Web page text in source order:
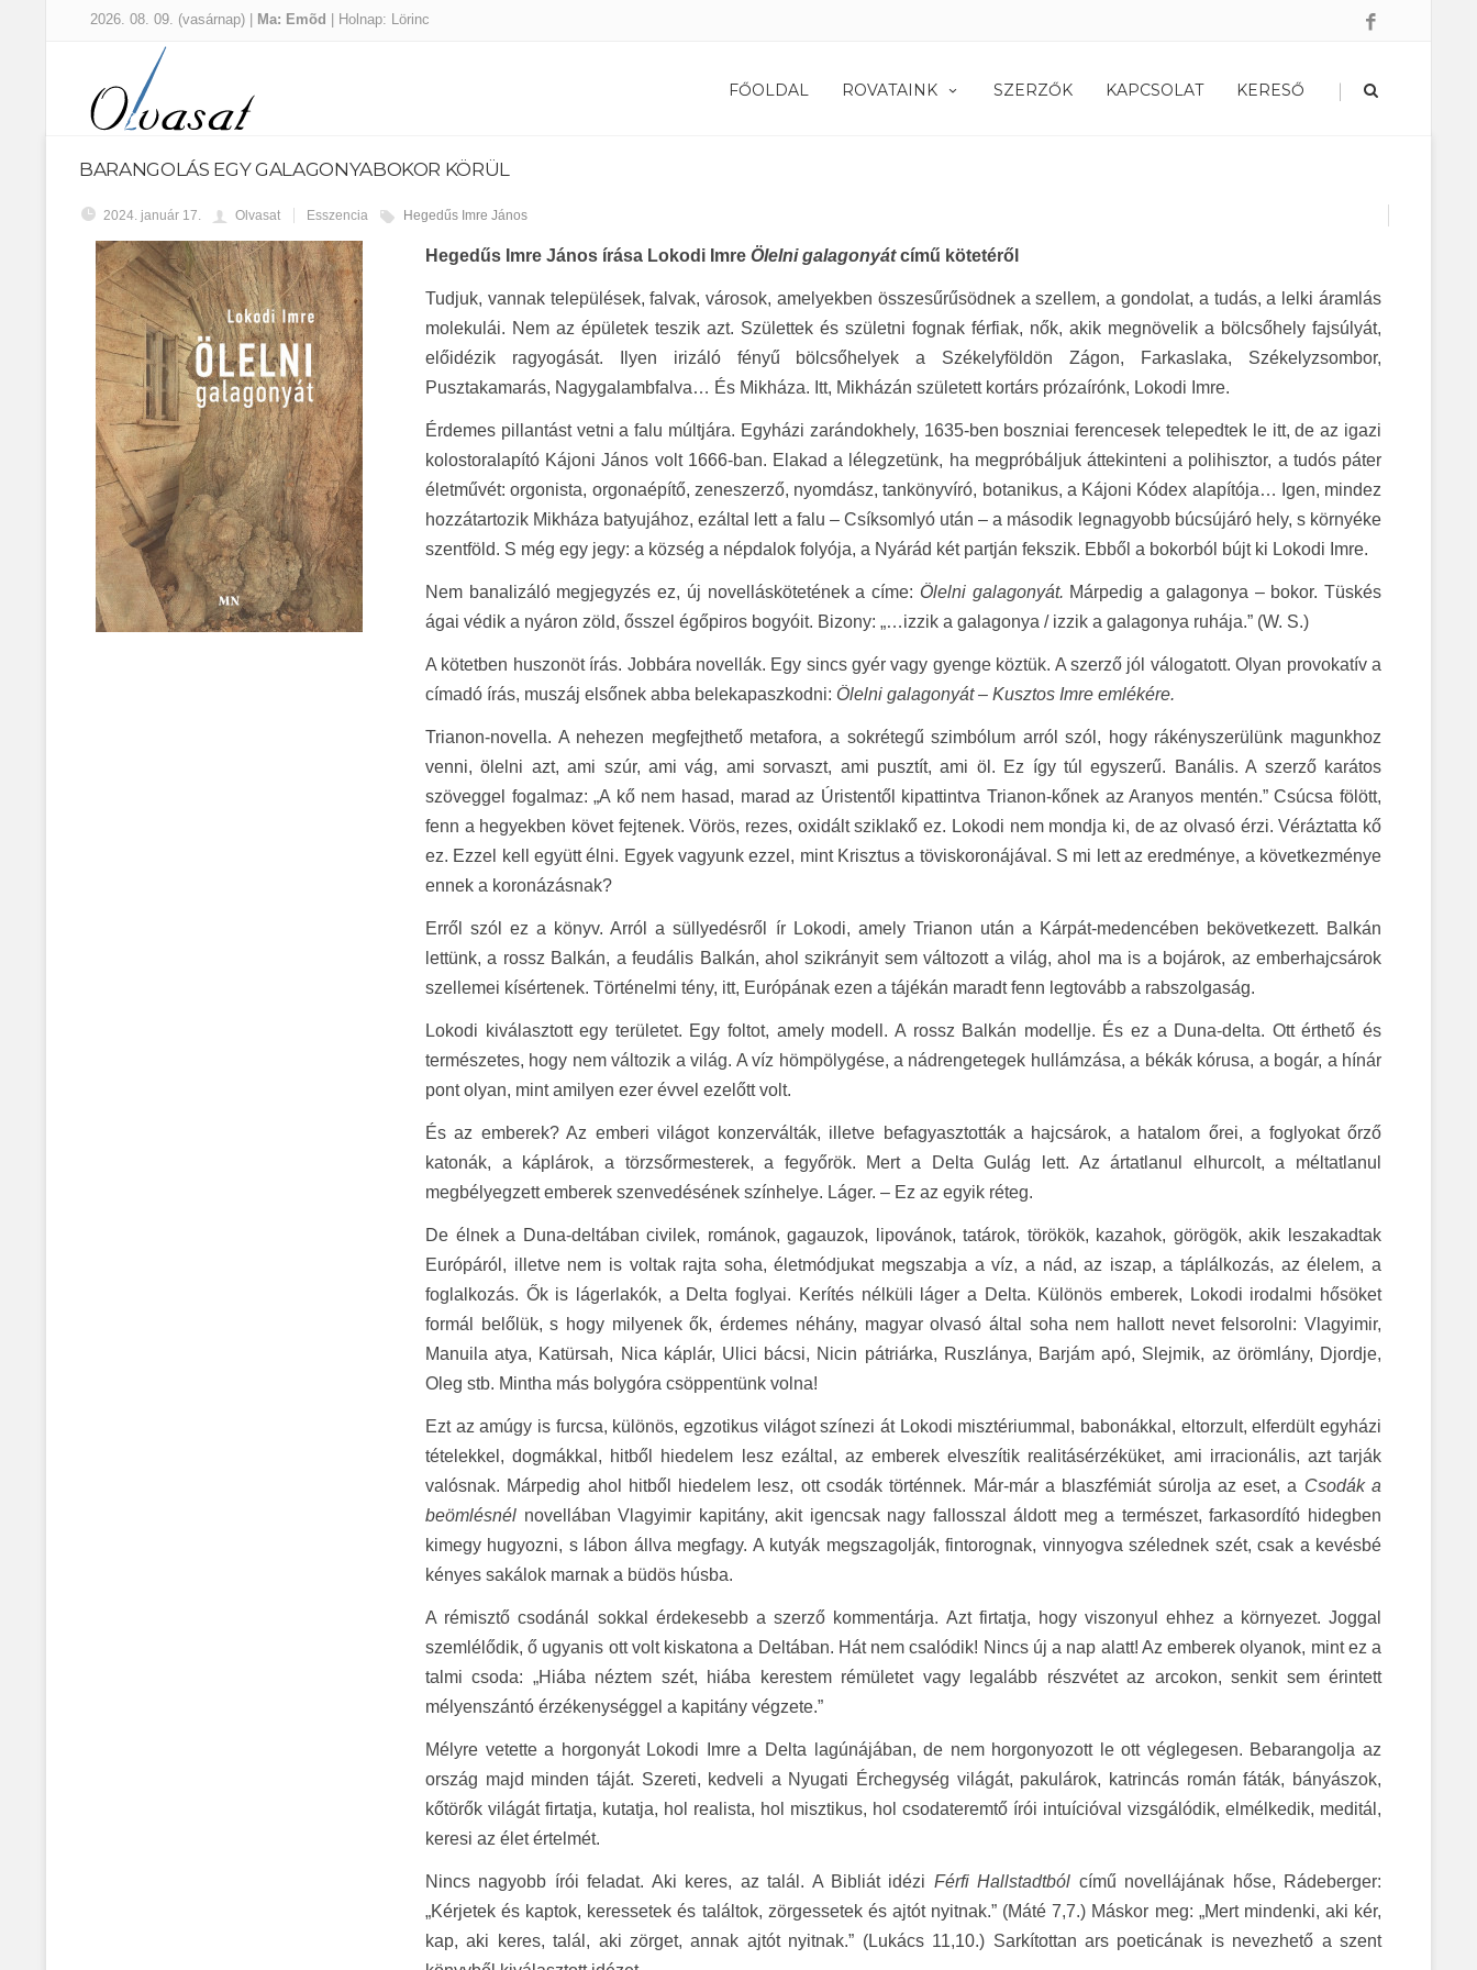
2026. 08. 09. (vasárnap) | Ma: Emõd | Holnap: Lörinc
FŐOLDAL ROVATAINK SZERZŐK KAPCSOLAT KERESŐ |
BARANGOLÁS EGY GALAGONYABOKOR KÖRÜL
2024. január 17. Olvasat Esszencia Hegedűs Imre János
Hegedűs Imre János írása Lokodi Imre Ölelni galagonyátcímű kötetéről
Tudjuk, vannak települések, falvak, városok, amelyekben összesűrűsödnek a szellem, a gondolat, a tudás, a lelki áramlás
molekulái. Nem az épületek teszik azt. Születtek és születni fognak férfiak, nők, akik megnövelik a bölcsőhely fajsúlyát,
előidézik ragyogását. Ilyen irizáló fényű bölcsőhelyek a Székelyföldön Zágon, Farkaslaka, Székelyzsombor,
Pusztakamarás, Nagygalambfalva… És Mikháza. Itt, Mikházán született kortárs prózaírónk, Lokodi Imre.
Érdemes pillantást vetni a falu múltjára. Egyházi zarándokhely, 1635-ben boszniai ferencesek telepedtek le itt, de az igazi
kolostoralapító Kájoni János volt 1666-ban. Elakad a lélegzetünk, ha megpróbáljuk áttekinteni a polihisztor, a tudós páter
életművét: orgonista, orgonaépítő, zeneszerző, nyomdász, tankönyvíró, botanikus, a Kájoni Kódex alapítója… Igen, mindez
hozzátartozik Mikháza batyujához, ezáltal lett a falu – Csíksomlyó után – a második legnagyobb búcsújáró hely, s környéke
szentföld. S még egy jegy: a község a népdalok folyója, a Nyárád két partján fekszik. Ebből a bokorból bújt ki Lokodi Imre.
Nem banalizáló megjegyzés ez, új novelláskötetének a címe: Ölelni galagonyát. Márpedig a galagonya – bokor. Tüskés
ágai védik a nyáron zöld, ősszel égőpiros bogyóit. Bizony: „…izzik a galagonya / izzik a galagonya ruhája.” (W. S.)
A kötetben huszonöt írás. Jobbára novellák. Egy sincs gyér vagy gyenge köztük. A szerző jól válogatott. Olyan provokatív a
címadó írás, muszáj elsőnek abba belekapaszkodni: Ölelni galagonyát – Kusztos Imre emlékére.
Trianon-novella. A nehezen megfejthető metafora, a sokrétegű szimbólum arról szól, hogy rákényszerülünk magunkhoz
venni, ölelni azt, ami szúr, ami vág, ami sorvaszt, ami pusztít, ami öl. Ez így túl egyszerű. Banális. A szerző karátos
szöveggel fogalmaz: „A kő nem hasad, marad az Úristentől kipattintva Trianon-kőnek az Aranyos mentén.” Csúcsa fölött,
fenn a hegyekben követ fejtenek. Vörös, rezes, oxidált sziklakő ez. Lokodi nem mondja ki, de az olvasó érzi. Véráztatta kő
ez. Ezzel kell együtt élni. Egyek vagyunk ezzel, mint Krisztus a töviskoronájával. S mi lett az eredménye, a következménye
ennek a koronázásnak?
Erről szól ez a könyv. Arról a süllyedésről ír Lokodi, amely Trianon után a Kárpát-medencében bekövetkezett. Balkán
lettünk, a rossz Balkán, a feudális Balkán, ahol szikrányit sem változott a világ, ahol ma is a bojárok, az emberhajcsárok
szellemei kísértenek. Történelmi tény, itt, Európának ezen a tájékán maradt fenn legtovább a rabszolgaság.
Lokodi kiválasztott egy területet. Egy foltot, amely modell. A rossz Balkán modellje. És ez a Duna-delta. Ott érthető és
természetes, hogy nem változik a világ. A víz hömpölygése, a nádrengetegek hullámzása, a békák kórusa, a bogár, a hínár
pont olyan, mint amilyen ezer évvel ezelőtt volt.
És az emberek? Az emberi világot konzerválták, illetve befagyasztották a hajcsárok, a hatalom őrei, a foglyokat őrző
katonák, a káplárok, a törzsőrmesterek, a fegyőrök. Mert a Delta Gulág lett. Az ártatlanul elhurcolt, a méltatlanul
megbélyegzett emberek szenvedésének színhelye. Láger. – Ez az egyik réteg.
De élnek a Duna-deltában civilek, románok, gagauzok, lipovánok, tatárok, törökök, kazahok, görögök, akik leszakadtak
Európáról, illetve nem is voltak rajta soha, életmódjukat megszabja a víz, a nád, az iszap, a táplálkozás, az élelem, a
foglalkozás. Ők is lágerlakók, a Delta foglyai. Kerítés nélküli láger a Delta. Különös emberek, Lokodi irodalmi hősöket
formál belőlük, s hogy milyenek ők, érdemes néhány, magyar olvasó által soha nem hallott nevet felsorolni: Vlagyimir,
Manuila atya, Katürsah, Nica káplár, Ulici bácsi, Nicin pátriárka, Ruszlánya, Barjám apó, Slejmik, az örömlány, Djordje,
Oleg stb. Mintha más bolygóra csöppentünk volna!
Ezt az amúgy is furcsa, különös, egzotikus világot színezi át Lokodi misztériummal, babonákkal, eltorzult, elferdült egyházi
tételekkel, dogmákkal, hitből hiedelem lesz ezáltal, az emberek elveszítik realitásérzéküket, ami irracionális, azt tarják
valósnak. Márpedig ahol hitből hiedelem lesz, ott csodák történnek. Már-már a blaszfémiát súrolja az eset, a Csodák a
beömlésnél novellában Vlagyimir kapitány, akit igencsak nagy fallosszal áldott meg a természet, farkasordító hidegben
kimegy hugyozni, s lábon állva megfagy. A kutyák megszagolják, fintorognak, vinnyogva szélednek szét, csak a kevésbé
kényes sakálok marnak a büdös húsba.
A rémisztő csodánál sokkal érdekesebb a szerző kommentárja. Azt firtatja, hogy viszonyul ehhez a környezet. Joggal
szemlélődik, ő ugyanis ott volt kiskatona a Deltában. Hát nem csalódik! Nincs új a nap alatt! Az emberek olyanok, mint ez a
talmi csoda: „Hiába néztem szét, hiába kerestem rémületet vagy legalább részvétet az arcokon, senkit sem érintett
mélyenszántó érzékenységgel a kapitány végzete.”
Mélyre vetette a horgonyát Lokodi Imre a Delta lagúnájában, de nem horgonyozott le ott véglegesen. Bebarangolja az
ország majd minden táját. Szereti, kedveli a Nyugati Érchegység világát, pakulárok, katrincás román fáták, bányászok,
kőtörők világát firtatja, kutatja, hol realista, hol misztikus, hol csodateremtő írói intuícióval vizsgálódik, elmélkedik, meditál,
keresi az élet értelmét.
Nincs nagyobb írói feladat. Aki keres, az talál. A Bibliát idézi Férfi Hallstadtból című novellájának hőse, Rádeberger:
„Kérjetek és kaptok, keressetek és találtok, zörgessetek és ajtót nyitnak.” (Máté 7,7.) Máskor meg: „Mert mindenki, aki kér,
kap, aki keres, talál, aki zörget, annak ajtót nyitnak.” (Lukács 11,10.) Sarkítottan ars poeticának is nevezhető a szent